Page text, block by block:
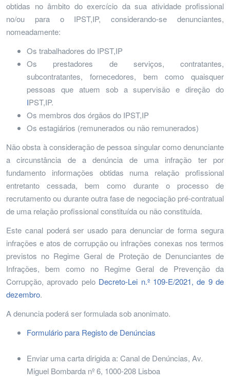
obtidas no âmbito do exercício da sua atividade profissional
no/ou para o IPST,IP, considerando-se denunciantes,
nomeadamente:
Os trabalhadores do IPST,IP
Os prestadores de serviços, contratantes,
subcontratantes, fornecedores, bem como quaisquer
pessoas que atuem sob a supervisão e direção do
IPST,IP.
Os membros dos órgãos do IPST,IP
Os estagiários (remunerados ou não remunerados)
Não obsta à consideração de pessoa singular como denunciante
a circunstância de a denúncia de uma infração ter por
fundamento informações obtidas numa relação profissional
entretanto cessada, bem como durante o processo de
recrutamento ou durante outra fase de negociação pré-contratual
de uma relação profissional constituída ou não constituída.
Este canal poderá ser usado para denunciar de forma segura
infrações e atos de corrupção ou infrações conexas nos termos
previstos no Regime Geral de Proteção de Denunciantes de
Infrações, bem como no Regime Geral de Prevenção da
Corrupção, aprovado pelo Decreto-Lei n.º 109-E/2021, de 9 de
dezembro.
A denuncia poderá ser formulada sob anonimato.
Formulário para Registo de Denúncias
Enviar uma carta dirigida a: Canal de Denúncias, Av.
Miguel Bombarda nº 6, 1000-208 Lisboa